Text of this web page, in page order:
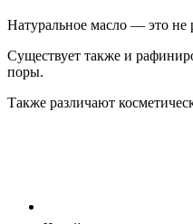
Натуральное масло — это не
Существует также и
поры.
Также различают